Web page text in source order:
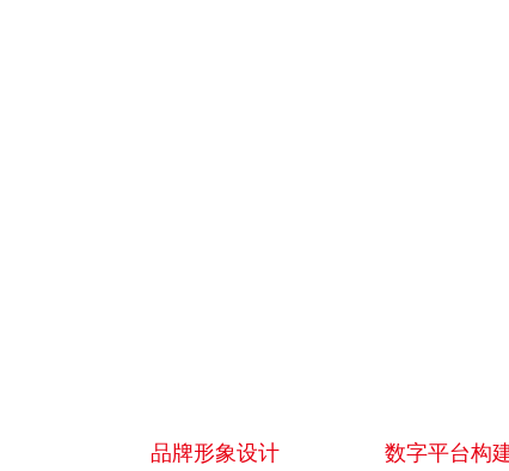
品牌形象设计 数字平台构